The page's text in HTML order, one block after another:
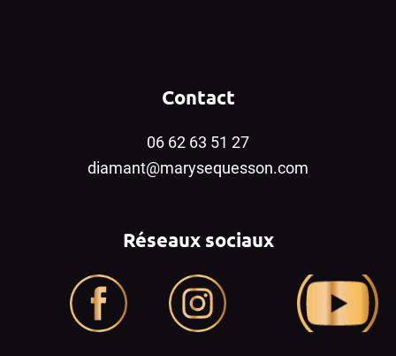
Contact
06 62 63 51 27
diamant@marysequesson.com
Réseaux sociaux